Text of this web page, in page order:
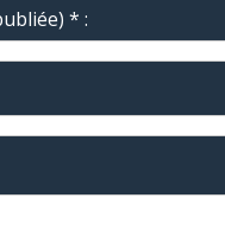
* :